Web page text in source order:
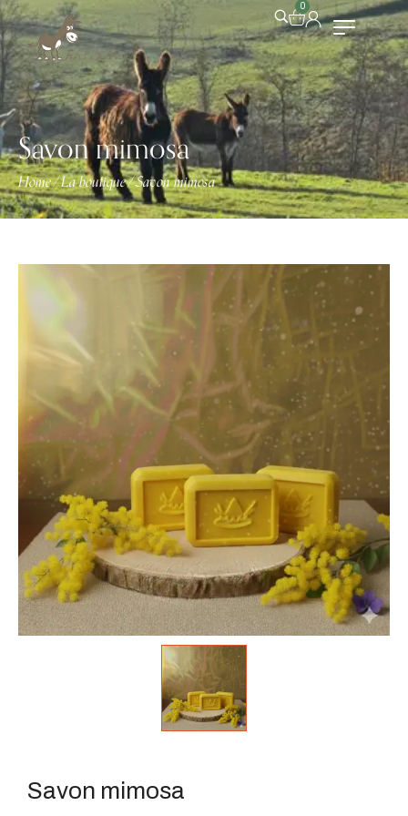
0
Savon mimosa
Home/La boutique/Savon mimosa
Savon mimosa